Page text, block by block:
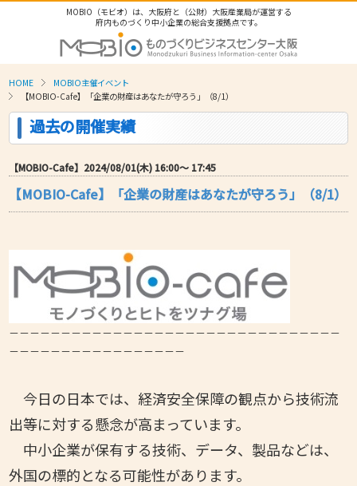
MOBIO（モビオ）は、大阪府と（公財）大阪産業局が運営する
府内ものづくり中小企業の総合支援拠点です。
HOME
MOBIO主催イベント
【MOBIO-Cafe】「企業の財産はあなたが守ろう」（8/1）
過去の開催実績
【MOBIO-Cafe】2024/08/01(木) 16:00〜 17:45
【MOBIO-Cafe】「企業の財産はあなたが守ろう」（8/1）
－－－－－－－－－－－－－－－－－－－－－－－－－－－－－－－－
－－－－－－－－－－－－－－－－－
今日の日本では、経済安全保障の観点から技術流
出等に対する懸念が高まっています。
中小企業が保有する技術、データ、製品などは、
外国の標的となる可能性があります。